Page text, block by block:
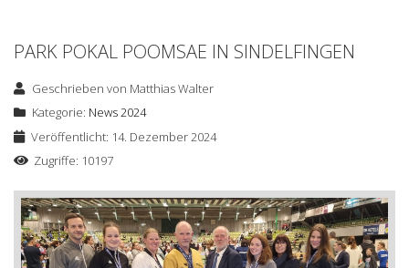
PARK POKAL POOMSAE IN SINDELFINGEN
Geschrieben von Matthias Walter
Kategorie: News 2024
Veröffentlicht: 14. Dezember 2024
Zugriffe: 10197